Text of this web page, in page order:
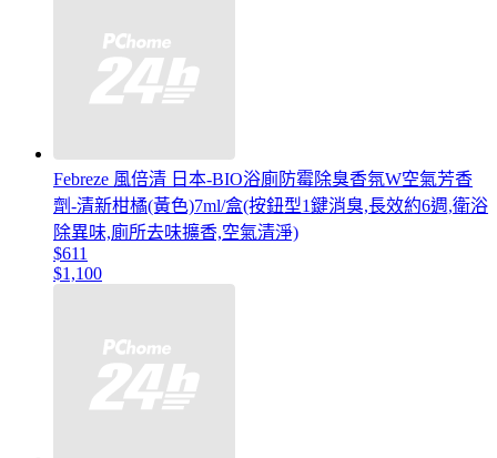
Febreze 風倍清 日本-BIO浴廁防霉除臭香氛W空氣芳香
劑-清新柑橘(黃色)7ml/盒(按鈕型1鍵消臭,長效約6週,衛浴
除異味,廁所去味擴香,空氣清淨)
$611
$1,100